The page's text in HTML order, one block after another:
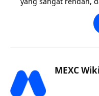
MEXC Wiki